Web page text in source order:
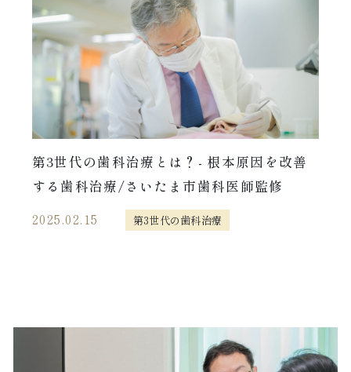
第3世代の歯科治療とは？- 根本原因を改善
する歯科治療/さいたま市歯科医師監修
2025.02.15 第3世代の歯科治療